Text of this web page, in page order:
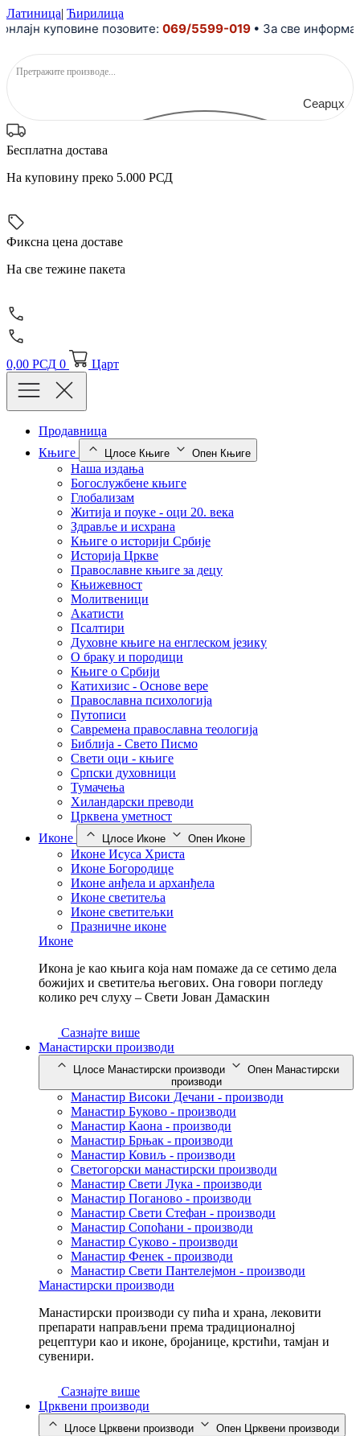
Скочите
на
Латиница| Ћирилица
куповине позовите:069/5599-019• За све
Сеарцх
Бесплатна достава
На куповину преко 5.000 РСД
Фиксна цена доставе
На све тежине пакета
0,00 РСД 0 Царт
Продавница
Књиге
Цлосе Књиге Опен Књиге
Наша издања
Богослужбене књиге
Глобализам
Житија и поуке - оци 20. века
Здравље и исхрана
Књиге о историји Србије
Историја Цркве
Православне књиге за децу
Књижевност
Молитвеници
Акатисти
Псалтири
Духовне књиге на енглеском језику
О браку и породици
Књиге о Србији
Катихизис - Основе вере
Православна психологија
Путописи
Савремена православна теологија
Библија - Свето Писмо
Свети оци - књиге
Српски духовници
Тумачења
Хиландарски преводи
Црквена уметност
Иконе
Цлосе Иконе Опен Иконе
Иконе Исуса Христа
Иконе Богородице
Иконе анђела и арханђела
Иконе светитеља
Иконе светитељки
Празничне иконе
Иконе
Икона је као књига која нам помаже да се сетимо дела
божијих и светитеља његових. Она говори погледу
колико реч слуху – Свети Јован Дамаскин
Сазнајте више
Манастирски производи
Цлосе Манастирски производи
Опен Манастирски
производи
Манастир Високи Дечани - производи
Манастир Буково - производи
Манастир Каона - производи
Манастир Брњак - производи
Манастир Ковиљ - производи
Светогорски манастирски производи
Манастир Свети Лука - производи
Манастир Поганово - производи
Манастир Свети Стефан - производи
Манастир Сопоћани - производи
Манастир Суково - производи
Манастир Фенек - производи
Манастир Свети Пантелејмон - производи
Манастирски производи
Манастирски производи су пића и храна, лековити
препарати направљени према традиционалној
рецептури као и иконе, бројанице, крстићи, тамјан и
сувенири.
Сазнајте више
Црквени производи
Цлосе Црквени производи Опен Црквени производи